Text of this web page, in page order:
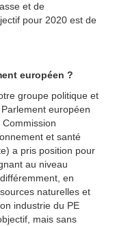
et de
pour 2020 est de
européen ?
groupe politique et
européen
et santé
a pris position pour
au niveau
en
naturelles et
industrie du PE
mais sans